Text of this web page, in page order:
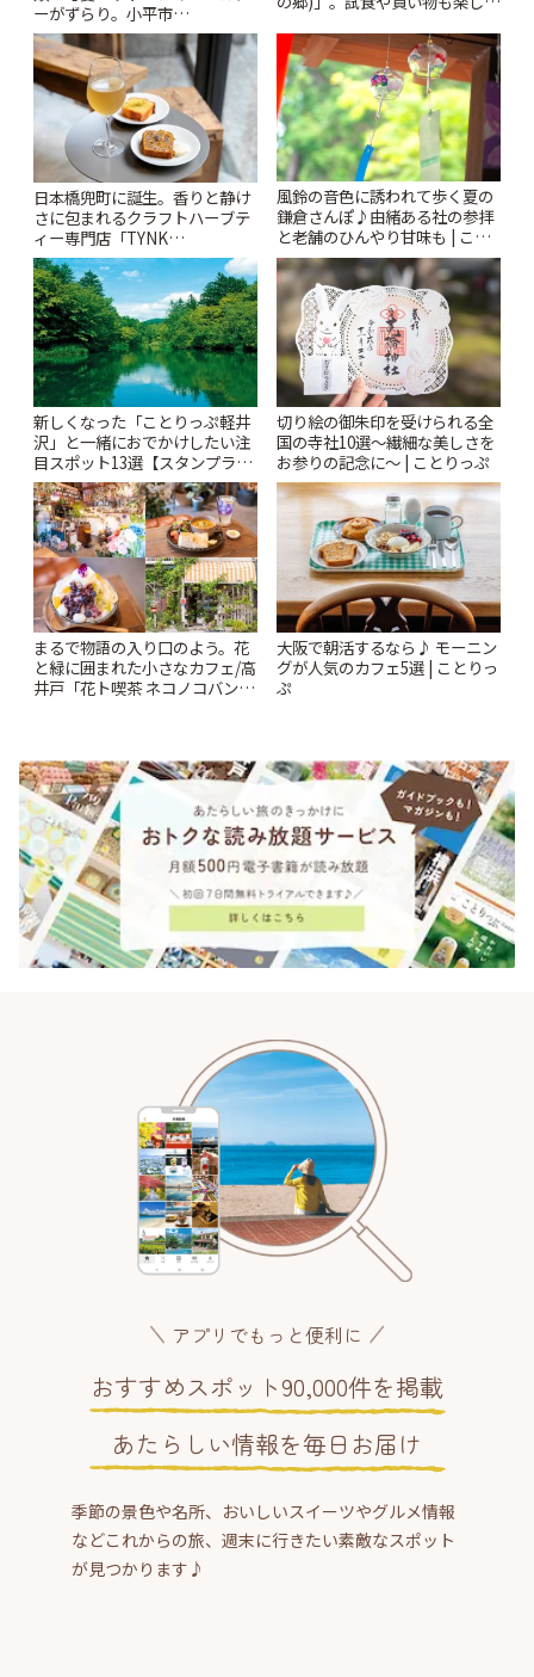
ーがずらり。小平市
「Kimamaya T&K」 | ことりっ
ぷ
日本橋兜町に誕生。香りと静け
さに包まれるクラフトハーブテ
ィー専門店「TYNK
Kabutocho」 | ことりっぷ
風鈴の音色に誘われて歩く夏の
鎌倉さんぽ♪由緒ある社の参拝
と老舗のひんやり甘味も | こと
りっぷ
新しくなった「ことりっぷ軽井
沢」と一緒におでかけしたい注
目スポット13選【スタンプラリ
ー開催中】 | ことりっぷ
切り絵の御朱印を受けられる全
国の寺社10選〜繊細な美しさを
お参りの記念に〜 | ことりっぷ
まるで物語の入り口のよう。花
と緑に囲まれた小さなカフェ/高
井戸「花ト喫茶 ネコノコバン」
大阪で朝活するなら♪ モーニン
グが人気のカフェ5選 | ことりっ
ぷ
アプリでもっと便利に
おすすめスポット90,000件を掲載
あたらしい情報を毎日お届け
季節の景色や名所、おいしいスイーツやグルメ情報
などこれからの旅、週末に行きたい素敵なスポット
が見つかります♪